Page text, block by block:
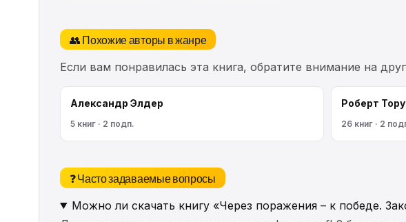
👥 Похожие авторы в жанре
Если вам понравилась эта книга, обратите внимание на
Александр Элдер
5 книг · 2 подп.
Роберт
26 книг · 2
❓ Часто задаваемые вопросы
Можно ли скачать книгу «Через поражения – к победе.